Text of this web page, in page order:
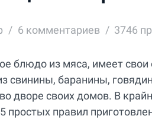
6 комментариев 3746
блюдо из мяса, имеет свои
свинины, баранины,
дворе своих домов. В
простых правил